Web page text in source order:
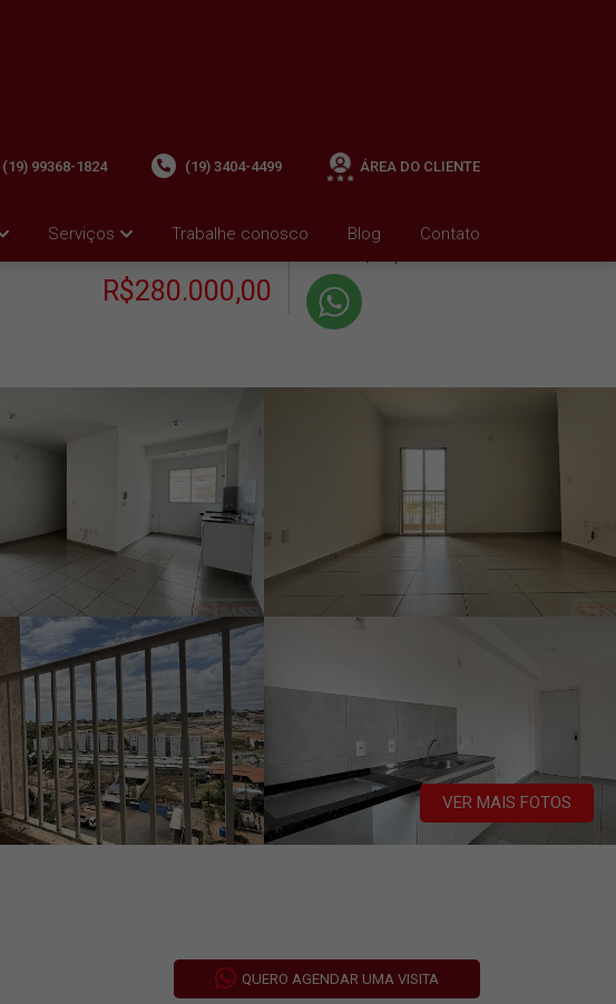
Serviços Trabalhe conosco Blog Contato
(19) 99368-1824 (19) 3404-4499 ÁREA DO CLIENTE
R$280.000,00
+ Condomínio R$388,27
VER MAIS FOTOS
QUERO AGENDAR UMA VISITA